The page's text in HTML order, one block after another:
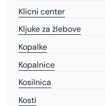
Klicni center
Kljuke za žlebove
Kopalke
Kopalnice
Kosilnica
Kosti